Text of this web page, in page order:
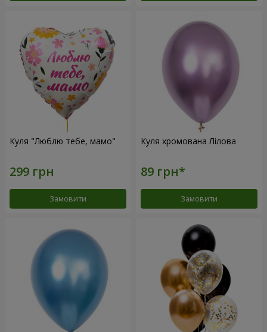
Куля "Люблю тебе, мамо"
Замовити
Куля хромована Лілова
Замовити